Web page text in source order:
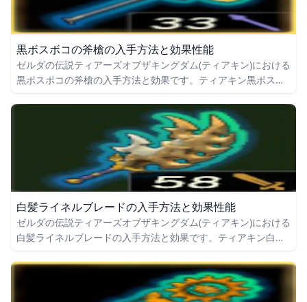
黒ボスボコの斧槍の入手方法と効果性能
ゼルダの伝説ティアーズオブザキングダム(ティアキン)における
黒ボスボコの斧槍の入手方法と効果です。ティアキン黒ボスボ
力についても掲載しています。
白髪ライネルブレードの入手方法と効果性能
ゼルダの伝説ティアーズオブザキングダム(ティアキン)における
白髪ライネルブレードの入手方法と効果です。ティアキン白髪
の効果や攻撃力についても掲載しています。